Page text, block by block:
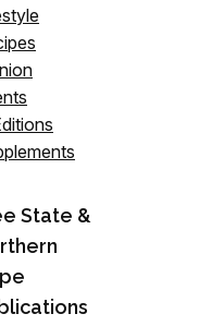
State &